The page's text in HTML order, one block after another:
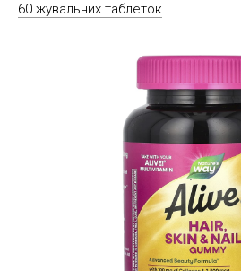
60 жувальних таблеток